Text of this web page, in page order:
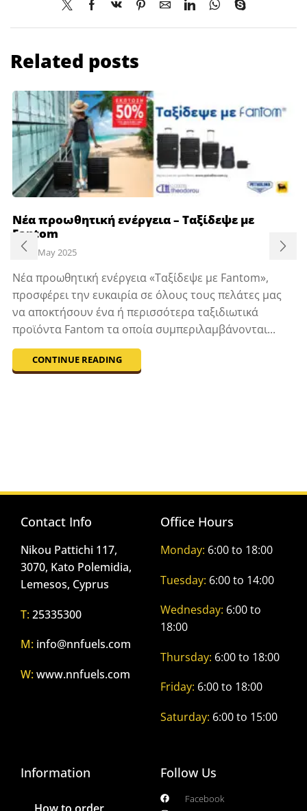
Related posts
Νέα προωθητική ενέργεια – Ταξίδεψε με
Fantom
13 May 2025
Νέα προωθητική ενέργεια «Ταξίδεψε με Fantom»,
προσφέρει την ευκαιρία σε όλους τους πελάτες μας
να αποκτήσουν ένα ή περισσότερα ταξιδιωτικά
προϊόντα Fantom τα οποία συμπεριλαμβάνονται...
CONTINUE READING
Contact Info
Nikou Pattichi 117,
3070, Kato Polemidia,
Lemesos, Cyprus
T:25335300
M: info@nnfuels.com
W:www.nnfuels.com
Office Hours
Monday: 6:00 to 18:00
Tuesday: 6:00 to 14:00
Wednesday: 6:00 to
18:00
Thursday: 6:00 to 18:00
Friday: 6:00 to 18:00
Saturday: 6:00 to 15:00
Information
How to order
Follow Us
Facebook